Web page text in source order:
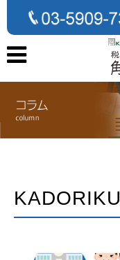
KADORIKU